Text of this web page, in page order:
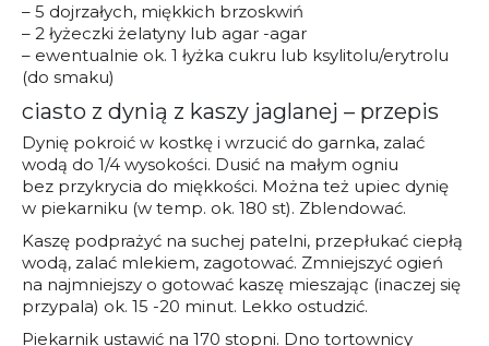
– 5 dojrzałych, miękkich brzoskwiń
– 2 łyżeczki żelatyny lub agar -agar
– ewentualnie ok. 1 łyżka cukru lub ksylitolu/erytrolu
(do smaku)
ciasto z dynią z kaszy jaglanej – przepis
Dynię pokroić w kostkę i wrzucić do garnka, zalać
wodą do 1/4 wysokości. Dusić na małym ogniu
bez przykrycia do miękkości. Można też upiec dynię
w piekarniku (w temp. ok. 180 st). Zblendować.
Kaszę podprażyć na suchej patelni, przepłukać ciepłą
wodą, zalać mlekiem, zagotować. Zmniejszyć ogień
na najmniejszy o gotować kaszę mieszając (inaczej się
przypala) ok. 15 -20 minut. Lekko ostudzić.
Piekarnik ustawić na 170 stopni. Dno tortownicy